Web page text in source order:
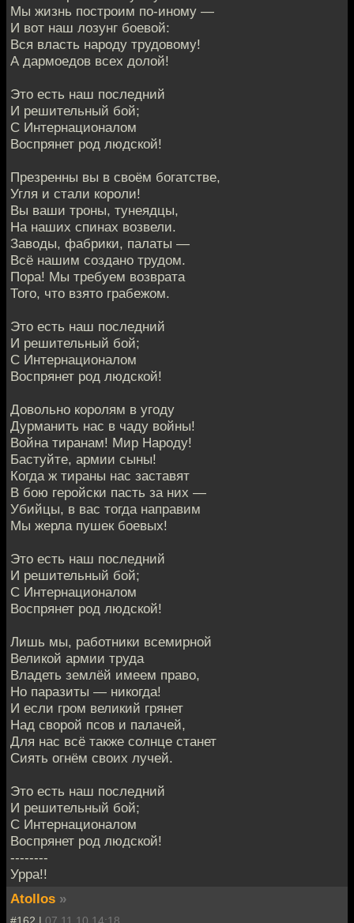
Мы жизнь построим по-иному —
И вот наш лозунг боевой:
Вся власть народу трудовому!
А дармоедов всех долой!
Это есть наш последний
И решительный бой;
С Интернационалом
Воспрянет род людской!
Презренны вы в своём богатстве,
Угля и стали короли!
Вы ваши троны, тунеядцы,
На наших спинах возвели.
Заводы, фабрики, палаты —
Всё нашим создано трудом.
Пора! Мы требуем возврата
Того, что взято грабежом.
Это есть наш последний
И решительный бой;
С Интернационалом
Воспрянет род людской!
Довольно королям в угоду
Дурманить нас в чаду войны!
Война тиранам! Мир Народу!
Бастуйте, армии сыны!
Когда ж тираны нас заставят
В бою геройски пасть за них —
Убийцы, в вас тогда направим
Мы жерла пушек боевых!
Это есть наш последний
И решительный бой;
С Интернационалом
Воспрянет род людской!
Лишь мы, работники всемирной
Великой армии труда
Владеть землёй имеем право,
Но паразиты — никогда!
И если гром великий грянет
Над сворой псов и палачей,
Для нас всё также солнце станет
Сиять огнём своих лучей.
Это есть наш последний
И решительный бой;
С Интернационалом
Воспрянет род людской!
--------
Урра!!
Atollos »